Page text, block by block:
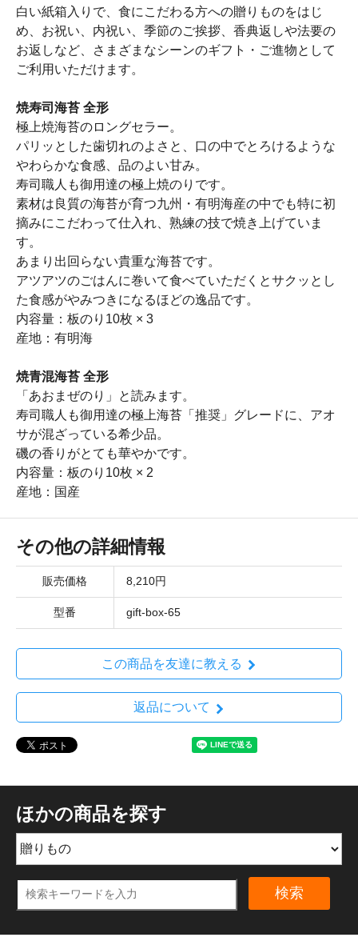
白い紙箱入りで、食にこだわる方への贈りものをはじ
め、お祝い、内祝い、季節のご挨拶、香典返しや法要の
お返しなど、さまざまなシーンのギフト・ご進物として
ご利用いただけます。
焼寿司海苔 全形
極上焼海苔のロングセラー。
パリッとした歯切れのよさと、口の中でとろけるような
やわらかな食感、品のよい甘み。
寿司職人も御用達の極上焼のりです。
素材は良質の海苔が育つ九州・有明海産の中でも特に初
摘みにこだわって仕入れ、熟練の技で焼き上げていま
す。
あまり出回らない貴重な海苔です。
アツアツのごはんに巻いて食べていただくとサクッとし
た食感がやみつきになるほどの逸品です。
内容量：板のり10枚 × 3
産地：有明海
焼青混海苔 全形
「あおまぜのり」と読みます。
寿司職人も御用達の極上海苔「推奨」グレードに、アオ
サが混ざっている希少品。
磯の香りがとても華やかです。
内容量：板のり10枚 × 2
産地：国産
その他の詳細情報
販売価格 8,210円
型番 gift-box-65
この商品を友達に教える
返品について
ほかの商品を探す
検索